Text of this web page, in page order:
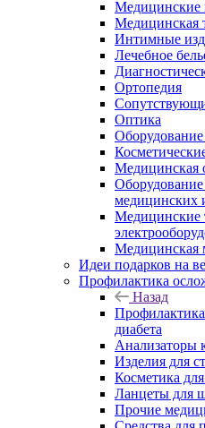
Медицинские
Медицинская
Интимные
Лечебное
Ортопедия
Оптика
Медицинская
Оборудование
медицинских
Медицинские
Медицинская
Идеи подарков на
Профилактика
Назад
диабета
Анализаторы
Изделия для
Косметика
Ланцеты для
Прочие